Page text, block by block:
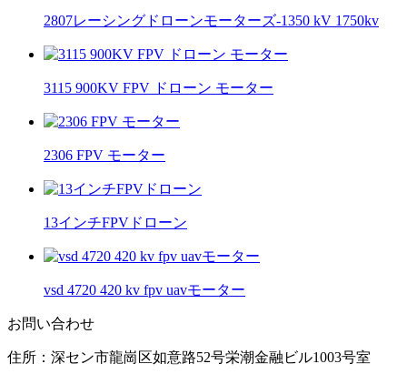
2807レーシングドローンモーターズ-1350 kV 1750kv
3115 900KV FPV ドローン モーター
2306 FPV モーター
13インチFPVドローン
vsd 4720 420 kv fpv uavモーター
お問い合わせ
住所：深セン市龍崗区如意路52号栄潮金融ビル1003号室